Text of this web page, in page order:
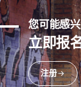
您可能感
立即报
注册